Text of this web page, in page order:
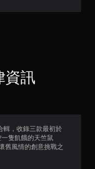
8
分
5
資訊
輯，收錄三款最初於
隻飢餓的天竺鼠
舊風情的創意挑戰之